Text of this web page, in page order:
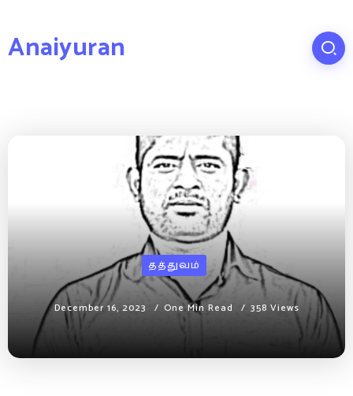
Anaiyuran
தத்துவம்
December 16, 2023 One Min Read 358 Views